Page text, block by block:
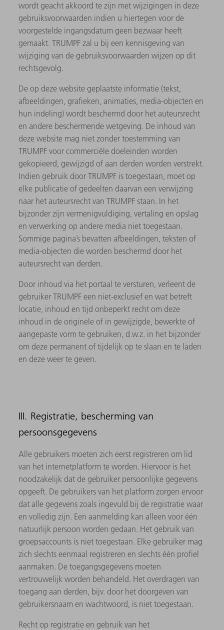
wordt geacht akkoord te zijn met wijzigingen in deze
gebruiksvoorwaarden indien u hiertegen voor de
voorgestelde ingangsdatum geen bezwaar heeft
gemaakt. TRUMPF zal u bij een kennisgeving van
wijziging van de gebruiksvoorwaarden wijzen op dit
rechtsgevolg.
De op deze website geplaatste informatie (tekst,
afbeeldingen, grafieken, animaties, media-objecten en
hun indeling) wordt beschermd door het auteursrecht
en andere beschermende wetgeving. De inhoud van
deze website mag niet zonder toestemming van
TRUMPF voor commerciële doeleinden worden
gekopieerd, gewijzigd of aan derden worden verstrekt.
Indien gebruik door TRUMPF is toegestaan, moet op
elke publicatie of gedeelten daarvan een verwijzing
naar het auteursrecht van TRUMPF staan. In het
bijzonder zijn vermenigvuldiging, vertaling en opslag
en verwerking op andere media niet toegestaan.
Sommige pagina’s bevatten afbeeldingen, teksten of
media-objecten die worden beschermd door het
auteursrecht van derden.
Door inhoud via het portaal te versturen, verleent de
gebruiker TRUMPF een niet-exclusief en wat betreft
locatie, inhoud en tijd onbeperkt recht om deze
inhoud in de originele of in gewijzigde, bewerkte of
aangepaste vorm te gebruiken, d.w.z. in het bijzonder
om deze permanent of tijdelijk op te slaan en te laden
en deze weer te geven.
III. Registratie, bescherming van
persoonsgegevens
Alle gebruikers moeten zich eerst registreren om lid
van het internetplatform te worden. Hiervoor is het
noodzakelijk dat de gebruiker persoonlijke gegevens
opgeeft. De gebruikers van het platform zorgen ervoor
dat alle gegevens zoals ingevuld bij de registratie waar
en volledig zijn. Een aanmelding kan alleen voor één
natuurlijk persoon worden gedaan. Het gebruik van
groepsaccounts is niet toegestaan. Elke gebruiker mag
zich slechts eenmaal registreren en slechts één profiel
aanmaken. De toegangsgegevens moeten
vertrouwelijk worden behandeld. Het overdragen van
toegang aan derden, bijv. door het doorgeven van
gebruikersnaam en wachtwoord, is niet toegestaan.
Recht op registratie en gebruik van het